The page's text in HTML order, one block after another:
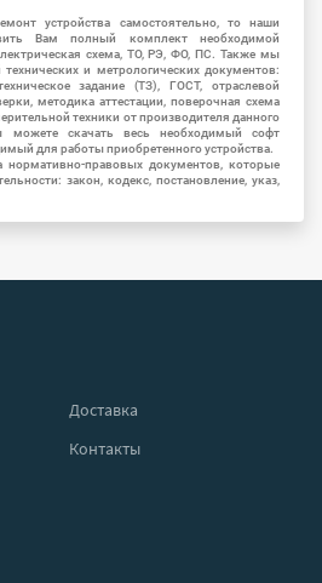
устройства самостоятельно, то наши
Вам полный комплект необходимой
схема, ТО, РЭ, ФО, ПС. Также мы
и метрологических документов:
задание (ТЗ), ГОСТ, отраслевой
методика аттестации, поверочная схема
техники от производителя данного
можете скачать весь необходимый софт
для работы приобретенного устройства.
нормативно-правовых документов, которые
закон, кодекс, постановление, указ,
Доставка
Контакты